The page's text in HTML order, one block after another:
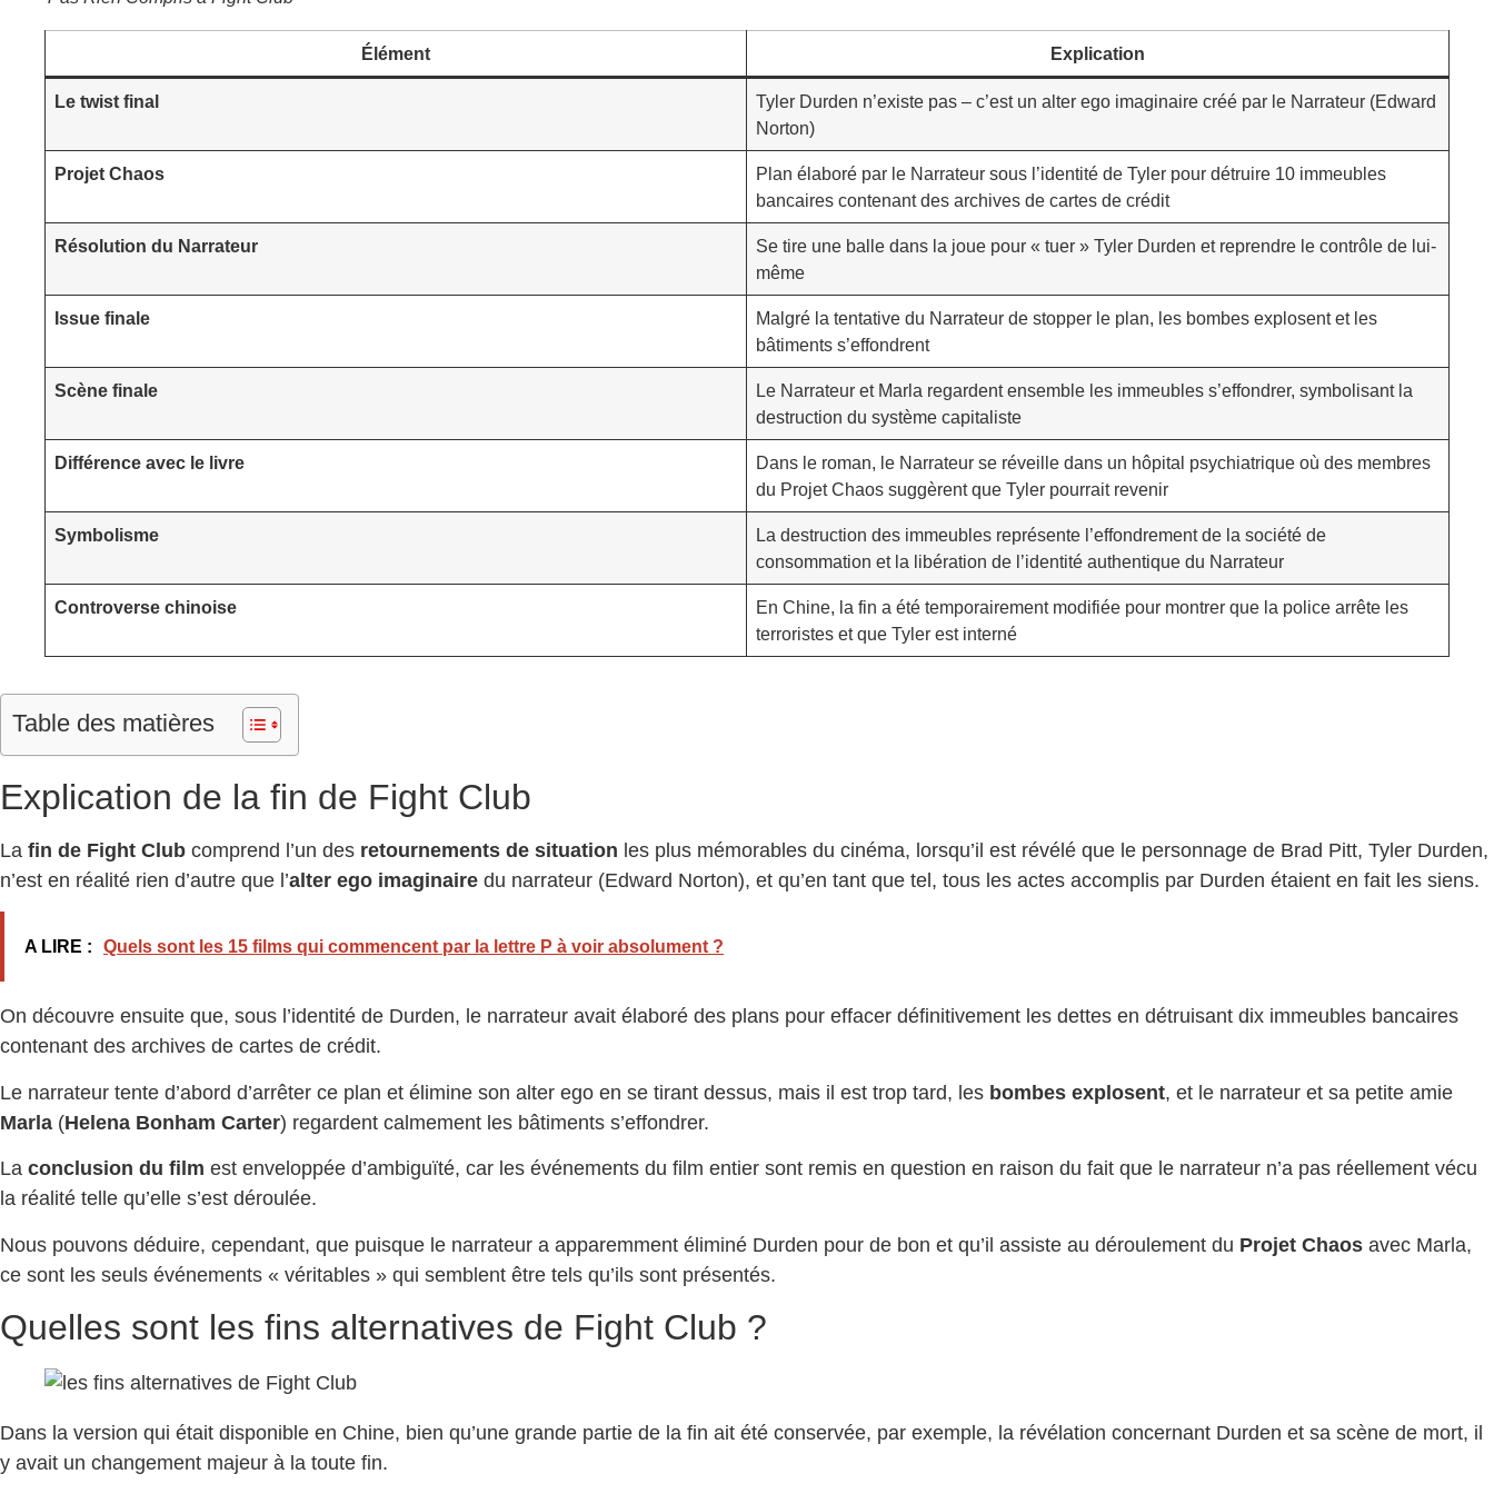
Élément Explication
Le twist final
Tyler Durden n’existe pas – c’est un alter ego imaginaire créé par le Narrateur (Edward
Norton)
Projet Chaos
Plan élaboré par le Narrateur sous l’identité de Tyler pour détruire 10 immeubles
bancaires contenant des archives de cartes de crédit
Résolution du Narrateur
Se tire une balle dans la joue pour « tuer » Tyler Durden et reprendre le contrôle de lui-
même
Issue finale
Malgré la tentative du Narrateur de stopper le plan, les bombes explosent et les
bâtiments s’effondrent
Scène finale
Le Narrateur et Marla regardent ensemble les immeubles s’effondrer, symbolisant la
destruction du système capitaliste
Différence avec le livre
Dans le roman, le Narrateur se réveille dans un hôpital psychiatrique où des membres
du Projet Chaos suggèrent que Tyler pourrait revenir
Symbolisme
La destruction des immeubles représente l’effondrement de la société de
consommation et la libération de l’identité authentique du Narrateur
Controverse chinoise
En Chine, la fin a été temporairement modifiée pour montrer que la police arrête les
terroristes et que Tyler est interné
Table des matières
Explication de la fin de Fight Club
La fin de Fight Club comprend l’un des retournements de situation les plus mémorables du cinéma, lorsqu’il est révélé que le personnage de Brad Pitt, Tyler Durden,
n’est en réalité rien d’autre que l’alter ego imaginaire du narrateur (Edward Norton), et qu’en tant que tel, tous les actes accomplis par Durden étaient en fait les siens.
A LIRE : Quels sont les 15 films qui commencent par la lettre P à voir absolument ?
On découvre ensuite que, sous l’identité de Durden, le narrateur avait élaboré des plans pour effacer définitivement les dettes en détruisant dix immeubles bancaires
contenant des archives de cartes de crédit.
Le narrateur tente d’abord d’arrêter ce plan et élimine son alter ego en se tirant dessus, mais il est trop tard, les bombes explosent, et le narrateur et sa petite amie
Marla (Helena Bonham Carter) regardent calmement les bâtiments s’effondrer.
La conclusion du film est enveloppée d’ambiguïté, car les événements du film entier sont remis en question en raison du fait que le narrateur n’a pas réellement vécu
la réalité telle qu’elle s’est déroulée.
Nous pouvons déduire, cependant, que puisque le narrateur a apparemment éliminé Durden pour de bon et qu’il assiste au déroulement du Projet Chaos avec Marla,
ce sont les seuls événements « véritables » qui semblent être tels qu’ils sont présentés.
Quelles sont les fins alternatives de Fight Club ?
Dans la version qui était disponible en Chine, bien qu’une grande partie de la fin ait été conservée, par exemple, la révélation concernant Durden et sa scène de mort, il
y avait un changement majeur à la toute fin.